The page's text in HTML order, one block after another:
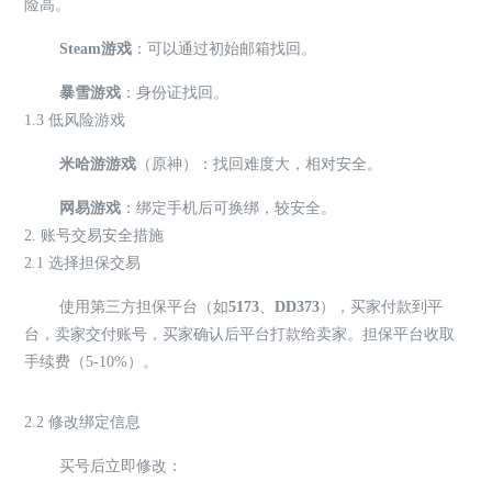
险高。
Steam游戏 ：可以通过初始邮箱找回。
暴雪游戏 ：身份证找回。
1.3 低风险游戏
米哈游游戏 （原神）：找回难度大，相对安全。
网易游戏 ：绑定手机后可换绑，较安全。
2. 账号交易安全措施
2.1 选择担保交易
使用第三方担保平台（如5173、DD373），买家付款到平
台，卖家交付账号，买家确认后平台打款给卖家。担保平台收取
手续费（5-10%）。
2.2 修改绑定信息
买号后立即修改：